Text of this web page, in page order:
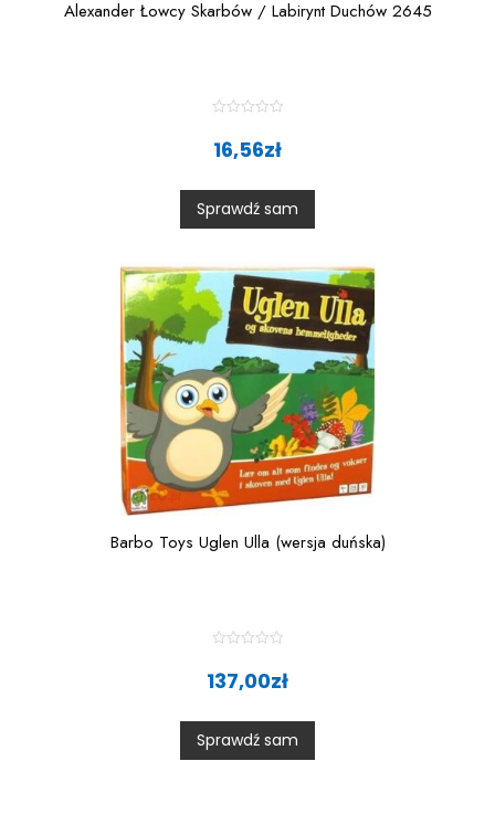
Alexander Łowcy Skarbów / Labirynt Duchów 2645
0
o
u
t
5
16,56zł
Sprawdź sam
Barbo Toys Uglen Ulla (wersja duńska)
0
o
u
t
137,00zł
Sprawdź sam